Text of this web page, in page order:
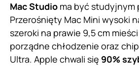
Mac Studio ma być studyjnym
Przerośnięty Mac Mini wysoki
szeroki na prawie 9,5 cm
porządne chłodzenie oraz chip
Ultra. Apple chwali się 90%